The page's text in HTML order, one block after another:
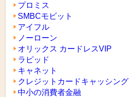
プロミス
SMBCモビット
アイフル
ノーローン
オリックス カードレスVIP
ラピッド
キャネット
クレジットカードキャッシング
中小の消費者金融